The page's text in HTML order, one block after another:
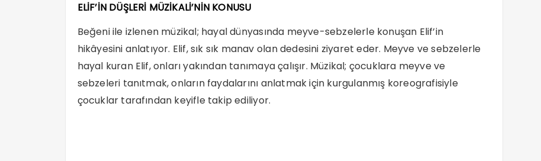
ELİF’İN DÜŞLERİ MÜZİKALİ’NİN KONUSU
Beğeni ile izlenen müzikal; hayal dünyasında meyve-sebzelerle konuşan Elif’in
hikâyesini anlatıyor. Elif, sık sık manav olan dedesini ziyaret eder. Meyve ve sebzelerle
hayal kuran Elif, onları yakından tanımaya çalışır. Müzikal; çocuklara meyve ve
sebzeleri tanıtmak, onların faydalarını anlatmak için kurgulanmış koreografisiyle
çocuklar tarafından keyifle takip ediliyor.